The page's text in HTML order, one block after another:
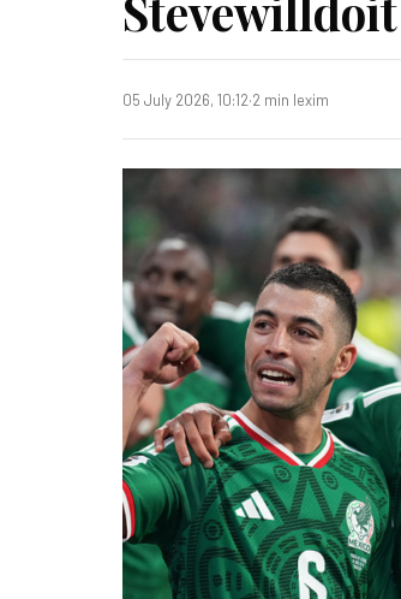
05 July 2026, 10:12·2 min lexim